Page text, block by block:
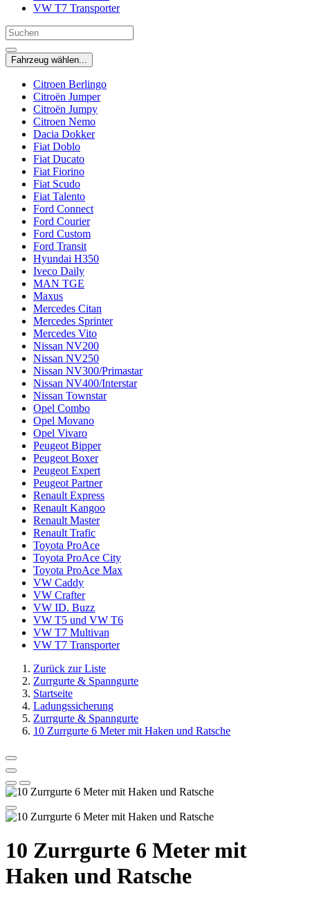
VW T7 Transporter
Fahrzeug wählen...
Citroen Berlingo
Citroën Jumper
Citroën Jumpy
Citroen Nemo
Dacia Dokker
Fiat Doblo
Fiat Ducato
Fiat Fiorino
Fiat Scudo
Fiat Talento
Ford Connect
Ford Courier
Ford Custom
Ford Transit
Hyundai H350
Iveco Daily
MAN TGE
Maxus
Mercedes Citan
Mercedes Sprinter
Mercedes Vito
Nissan NV200
Nissan NV250
Nissan NV300/Primastar
Nissan NV400/Interstar
Nissan Townstar
Opel Combo
Opel Movano
Opel Vivaro
Peugeot Bipper
Peugeot Boxer
Peugeot Expert
Peugeot Partner
Renault Express
Renault Kangoo
Renault Master
Renault Trafic
Toyota ProAce
Toyota ProAce City
Toyota ProAce Max
VW Caddy
VW Crafter
VW ID. Buzz
VW T5 und VW T6
VW T7 Multivan
VW T7 Transporter
Zurück zur Liste
Zurrgurte & Spanngurte
Startseite
Ladungssicherung
Zurrgurte & Spanngurte
10 Zurrgurte 6 Meter mit Haken und Ratsche
10 Zurrgurte 6 Meter mit
Haken und Ratsche